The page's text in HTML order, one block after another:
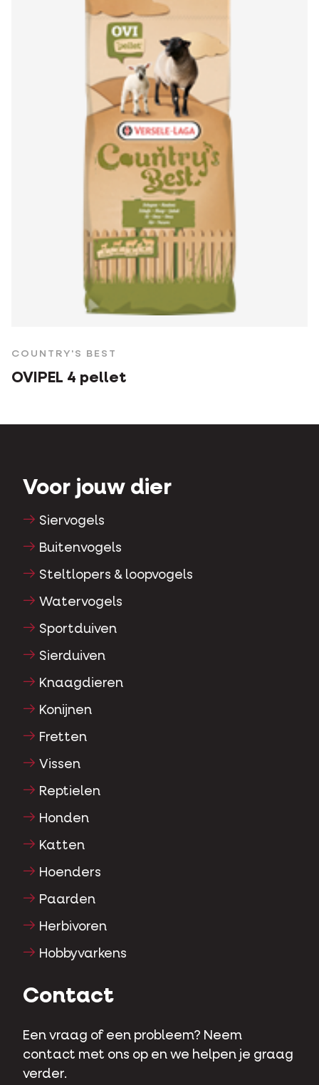
COUNTRY'S BEST
OVIPEL 4 pellet
Voor jouw dier
Siervogels
Buitenvogels
Steltlopers & loopvogels
Watervogels
Sportduiven
Sierduiven
Knaagdieren
Konijnen
Fretten
Vissen
Reptielen
Honden
Katten
Hoenders
Paarden
Herbivoren
Hobbyvarkens
Contact
Een vraag of een probleem? Neem
contact met ons op en we helpen je graag
verder.